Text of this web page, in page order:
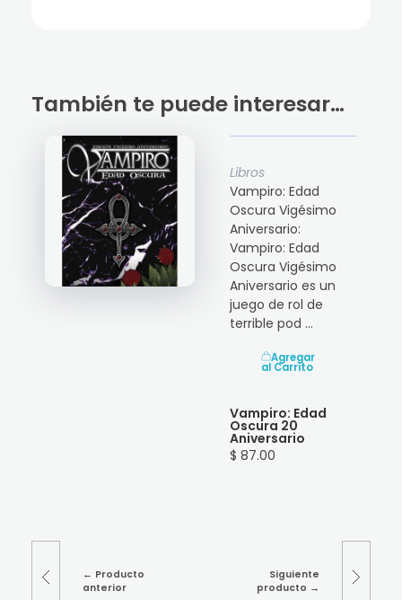
También te puede interesar…
Vampiro: Edad
Oscura 20
Aniversario
$ 87.00
Libros
Vampiro: Edad
Oscura Vigésimo
Aniversario:
Vampiro: Edad
Oscura Vigésimo
Aniversario es un
juego de rol de
terrible pod ...
Agregar
al Carrito
Producto
anterior
Siguiente
producto